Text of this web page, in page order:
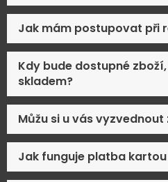
Jak mám postupovat při
Kdy bude dostupné
skladem?
Můžu si u vás
Jak funguje platba kartou